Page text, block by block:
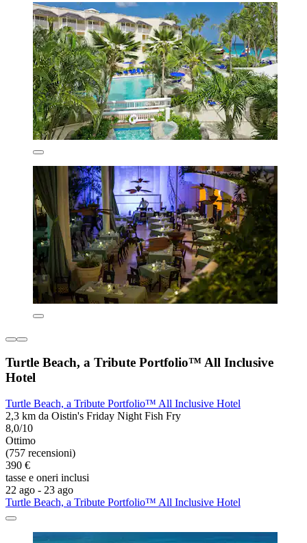
Turtle Beach, a Tribute Portfolio™ All Inclusive
Hotel
Turtle Beach, a Tribute Portfolio™ All Inclusive Hotel
2,3 km da Oistin's Friday Night Fish Fry
8,0/10
Ottimo
(757 recensioni)
390 €
tasse e oneri inclusi
22 ago - 23 ago
Turtle Beach, a Tribute Portfolio™ All Inclusive Hotel